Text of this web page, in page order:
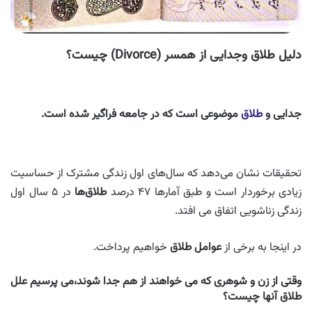
دلیل طلاق وجدایی از همسر (Divorce) چیست؟
جدایی وطلاقموضوعی است که در جامعه فراگیر شده است.
تحقیقات نشان می‌دهد که سال‌های اول زندگی مشترک از حساسیت
زیادی برخوردار است و طبق آمارها ۴۷ درصد
طلاق‌ها
در ۵ سال اول
زندگی زناشویی اتفاق می افتد.
در اینجا به برخی ازعوامل طلاق خواهیم پرداخت.
وقتی از زن و شوهری که می خواهند از هم جدا شوند،می پرسیم علل
طلاق آنها چیست؟